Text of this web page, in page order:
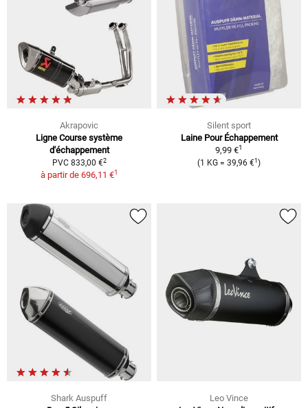
Akrapovic
Ligne Course système
d'échappement
PVC 833,00 €2
à partir de 696,11 €1
Silent sport
Laine Pour Échappement
9,99 €1
(1 KG = 39,96 €1 )
Shark Auspuff
Leo Vince